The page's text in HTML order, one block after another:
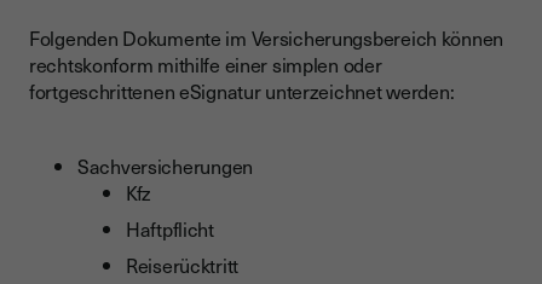
Folgenden Dokumente im Versicherungsbereich können
rechtskonform mithilfe einer simplen oder
fortgeschrittenen eSignatur unterzeichnet werden:
Sachversicherungen
Kfz
Haftpflicht
Reiserücktritt